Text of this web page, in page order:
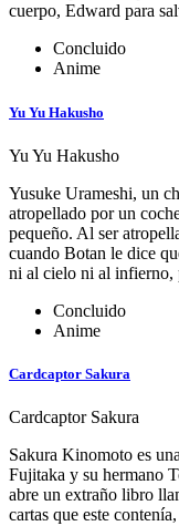
cuerpo, Edward para
Concluido
Anime
Yu Yu Hakusho
Yu Yu Hakusho
Yusuke Urameshi, un
atropellado por un
pequeño. Al ser
cuando Botan le dice
ni al cielo ni al
Concluido
Anime
Cardcaptor Sakura
Cardcaptor Sakura
Sakura Kinomoto es
Fujitaka y su hermano
abre un extraño libro
cartas que este